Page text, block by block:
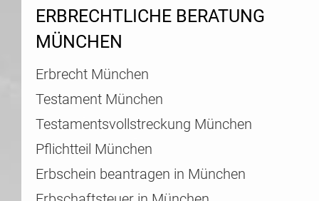
ERBRECHTLICHE BERATUNG
MÜNCHEN
Erbrecht München
Testament München
Testamentsvollstreckung München
Pflichtteil München
Erbschein beantragen in München